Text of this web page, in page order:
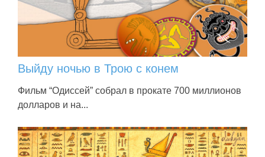
Выйду ночью в Трою с конем
Фильм “Одиссей” собрал в прокате 700 миллионов
долларов и на...